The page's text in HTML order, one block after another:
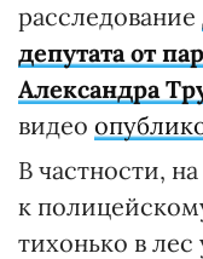
расследование
депутата от
Александра
видео
В частности,
к
тихонько в лес